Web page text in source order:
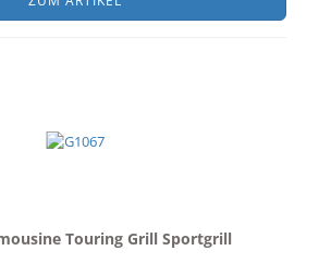
Touring Grill Sportgrill